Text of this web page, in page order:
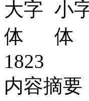
1823
内容摘要